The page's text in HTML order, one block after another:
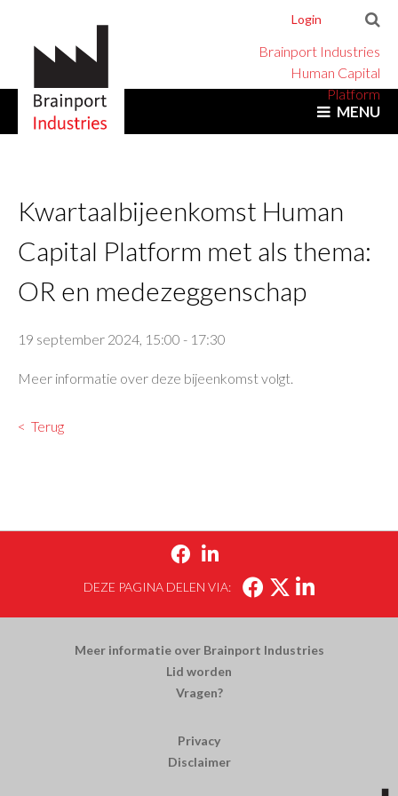
Login
Brainport Industries
Human Capital
Platform
MENU
Kwartaalbijeenkomst Human
Capital Platform met als thema:
OR en medezeggenschap
19 september 2024, 15:00 - 17:30
Meer informatie over deze bijeenkomst volgt.
Terug
 
DEZE PAGINA DELEN VIA:
Meer informatie over Brainport Industries
Lid worden
Vragen?
Privacy
Disclaimer